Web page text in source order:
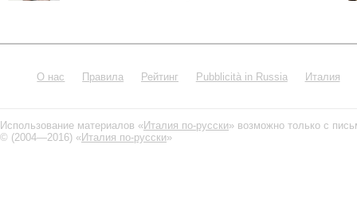
О нас Правила Рейтинг Pubblicità in Russia Италия
Использование материалов «Италия по-русски» возможно только с
© (2004—2016) «Италия по-русски»